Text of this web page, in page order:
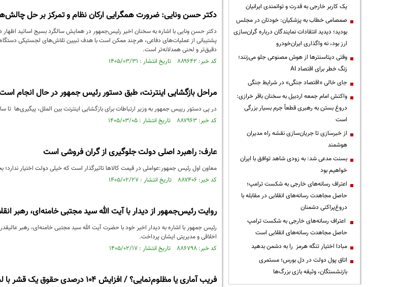
دکتر حسن ونایی: ضرورت همگرایی ارکان نظام و تمرکز بر حل
دکتر حسن ونایی با اشاره به سخنان اخیر رئیس‌جمهور در همایش سالگرد بسیج اساتید
پشتیبانی از عملیات‌های دفاعی، هرچند ممکن است با هدف تبیین تلاش‌های لجستیکی دستگاه
دقیق‌تر و لحنی همدلانه‌تر است.
کد خبر: ۸۸۹۶۴۲ تاریخ انتشار : ۱۴۰۵/۰۳/۳۱
مراحل بازگشایی اینترنت، طبق دستور رئیس جمهور در حال انجام
در پی دستور رییس جمهور به وزیر ارتباطات برای بازگشایی اینترنت بین الملل، پیگیری‌ها تا ساعت ۱۵ امروز سه شنبه (۵
کد خبر: ۸۸۷۹۶۳ تاریخ انتشار : ۱۴۰۵/۰۳/۰۵
عارف: راهبرد اصلی دولت جلوگیری از گران فروشی است
معاون اول رئیس جمهور:عواملی در قیمت کالاها تاثیرگذار است که خیلی دولت اختیار
کد خبر: ۸۸۷۴۰۶ تاریخ انتشار : ۱۴۰۵/۰۲/۲۷
روایت رئیس‌جمهور از دیدار با آیت الله سید مجتبی خامنه‌ای، رهبر
رئیس جمهور با اشاره به دیدار اخیر خود با حضرت آیت الله سید مجتبی خامنه‌ای، رهبر
اخلاقی و مدیریتی ایشان پرداخت.
کد خبر: ۸۸۶۷۹۸ تاریخ انتشار : ۱۴۰۵/۰۲/۱۷
فریب آماری یا مظلوم‌نمایی؟ / افزایش ۱۰۴ درصدی حقوق یک قشر با لباس ۲۰ درصدی به رئیس‌جمهور خورانده شد!؟
یک کاربر خارجی به قدرت و توانمندی ایرانیان
صمصامی خطاب به پزشکیان: خودتان در مجلس
بودید؛ دیدید انتقادات نمایندگان درباره گران‌سازی
ارز بود، نه واگذاری ایران‌خودرو
وقتی دیتاسنترها از هوش مصنوعی جلو می‌زنند؛
زنگ خطر برای اقتصاد AI
جای خالی «اقتصاد جنگی» در شرایط جنگی
واکنش امام جمعه اردبیل به سخنان باقر خرازی:
دروغ بستن به رهبری قطعاً جرم بسیار بزرگی
است
از خبرسازی تا جریان‌سازی نقشه راه مدیران
هوشمند
بسنت مدعی شد: به زودی شاهد توافق با ایران
خواهیم بود
اعتراف رسانه‌های خارجی به شکست ترامپ؛
حاصل مجاهدت رسانه‌های انقلابی در مقابله با
دروغ‌پراکنی دشمنان
اعتراف رسانه‌های خارجی به شکست ترامپ
حاصل مجاهدت رسانه‌های انقلابی است
مبادا اختیار تنگه هرمز را به دشمن بدهید
اتاق پول دولت در دل بورس؛ مستمری
بازنشستگان، وثیقه بازی بزرگ‌ها